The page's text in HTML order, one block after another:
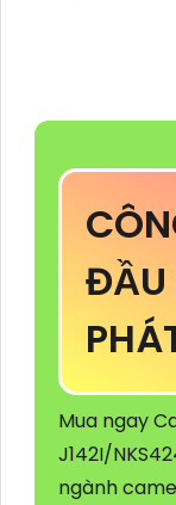
ĐẦU
Mua ngay
J142I/
ngành